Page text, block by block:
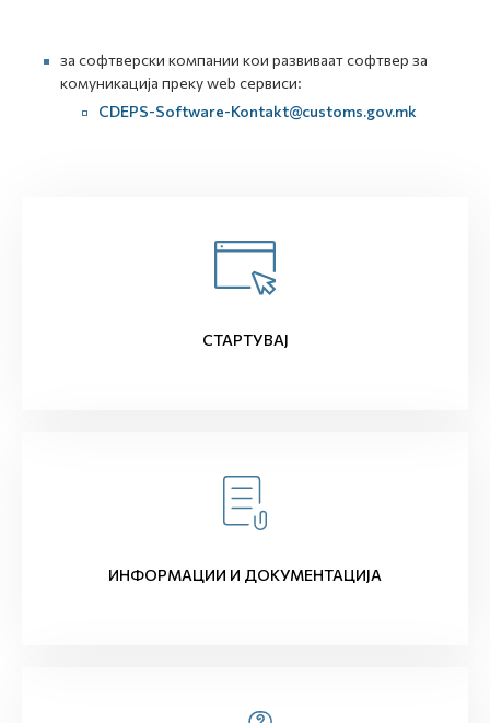
за софтверски компании кои развиваат софтвер за
комуникација преку web сервиси:
CDEPS-Software-Kontakt@customs.gov.mk
СТАРТУВАЈ
ИНФОРМАЦИИ И ДОКУМЕНТАЦИЈА